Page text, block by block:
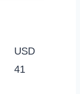
USD
41